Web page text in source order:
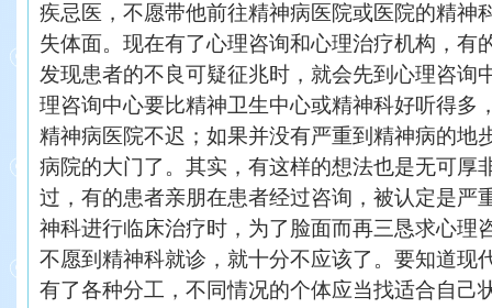
疾忌医，不愿带他前往精神病医院或医院的精神
失体面。现在有了心理咨询和心理治疗机构，有
发现患者的不良可疑征兆时，就会先到心理咨询
理咨询中心要比精神卫生中心或精神科好听得多
精神病医院不迟；如果并没有严重到精神病的地
病院的大门了。其实，有这样的想法也是无可厚
过，有的患者亲朋在患者经过咨询，被认定是严
神科进行临床治疗时，为了脸面而再三恳求心理
不愿到精神科就诊，就十分不应该了。要知道现
有了各种分工，不同情况的个体应当找适合自己